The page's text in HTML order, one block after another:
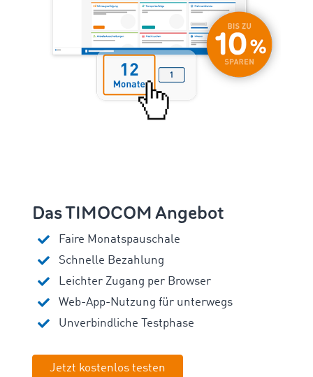
Das TIMOCOM Angebot
Faire Monatspauschale
Schnelle Bezahlung
Leichter Zugang per Browser
Web-App-Nutzung für unterwegs
Unverbindliche Testphase
Jetzt kostenlos testen